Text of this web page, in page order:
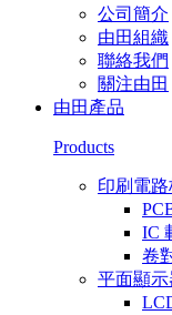
公司簡介
由田組織
聯絡我們
關注由田
由田產品
Products
印刷電路
IC
卷
平面顯示